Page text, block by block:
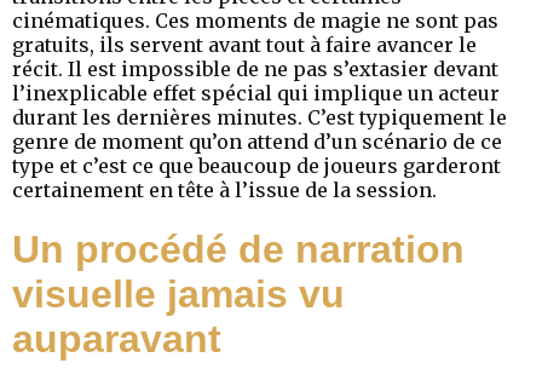
cinématiques. Ces moments de magie ne sont pas
gratuits, ils servent avant tout à faire avancer le
récit. Il est impossible de ne pas s’extasier devant
l’inexplicable effet spécial qui implique un acteur
durant les dernières minutes. C’est typiquement le
genre de moment qu’on attend d’un scénario de ce
type et c’est ce que beaucoup de joueurs garderont
certainement en tête à l’issue de la session.
Un procédé de narration
visuelle jamais vu
auparavant